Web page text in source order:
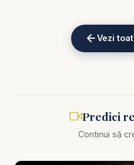
profund actuală, pastorul
abordează una dintre cele
Dumnezeu – și ce
📖 Într-o lume a
Vezi
Predici
Continui să